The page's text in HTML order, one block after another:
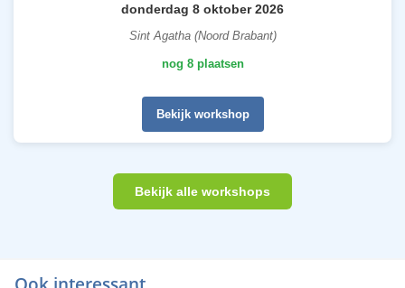
donderdag 8 oktober 2026
Sint Agatha (Noord Brabant)
nog 8 plaatsen
Bekijk workshop
Bekijk alle workshops